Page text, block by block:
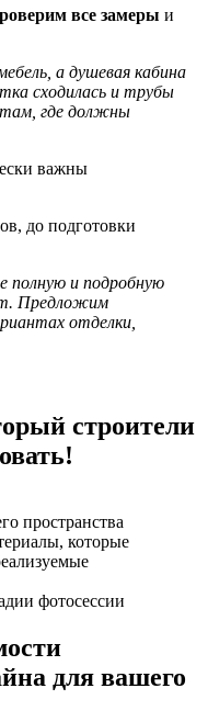
все замеры и
а душевая кабина
сходилась и трубы
где должны
важны
до подготовки
полную и подробную
Предложим
отделки,
строители
пространства
которые
фотосессии
для вашего